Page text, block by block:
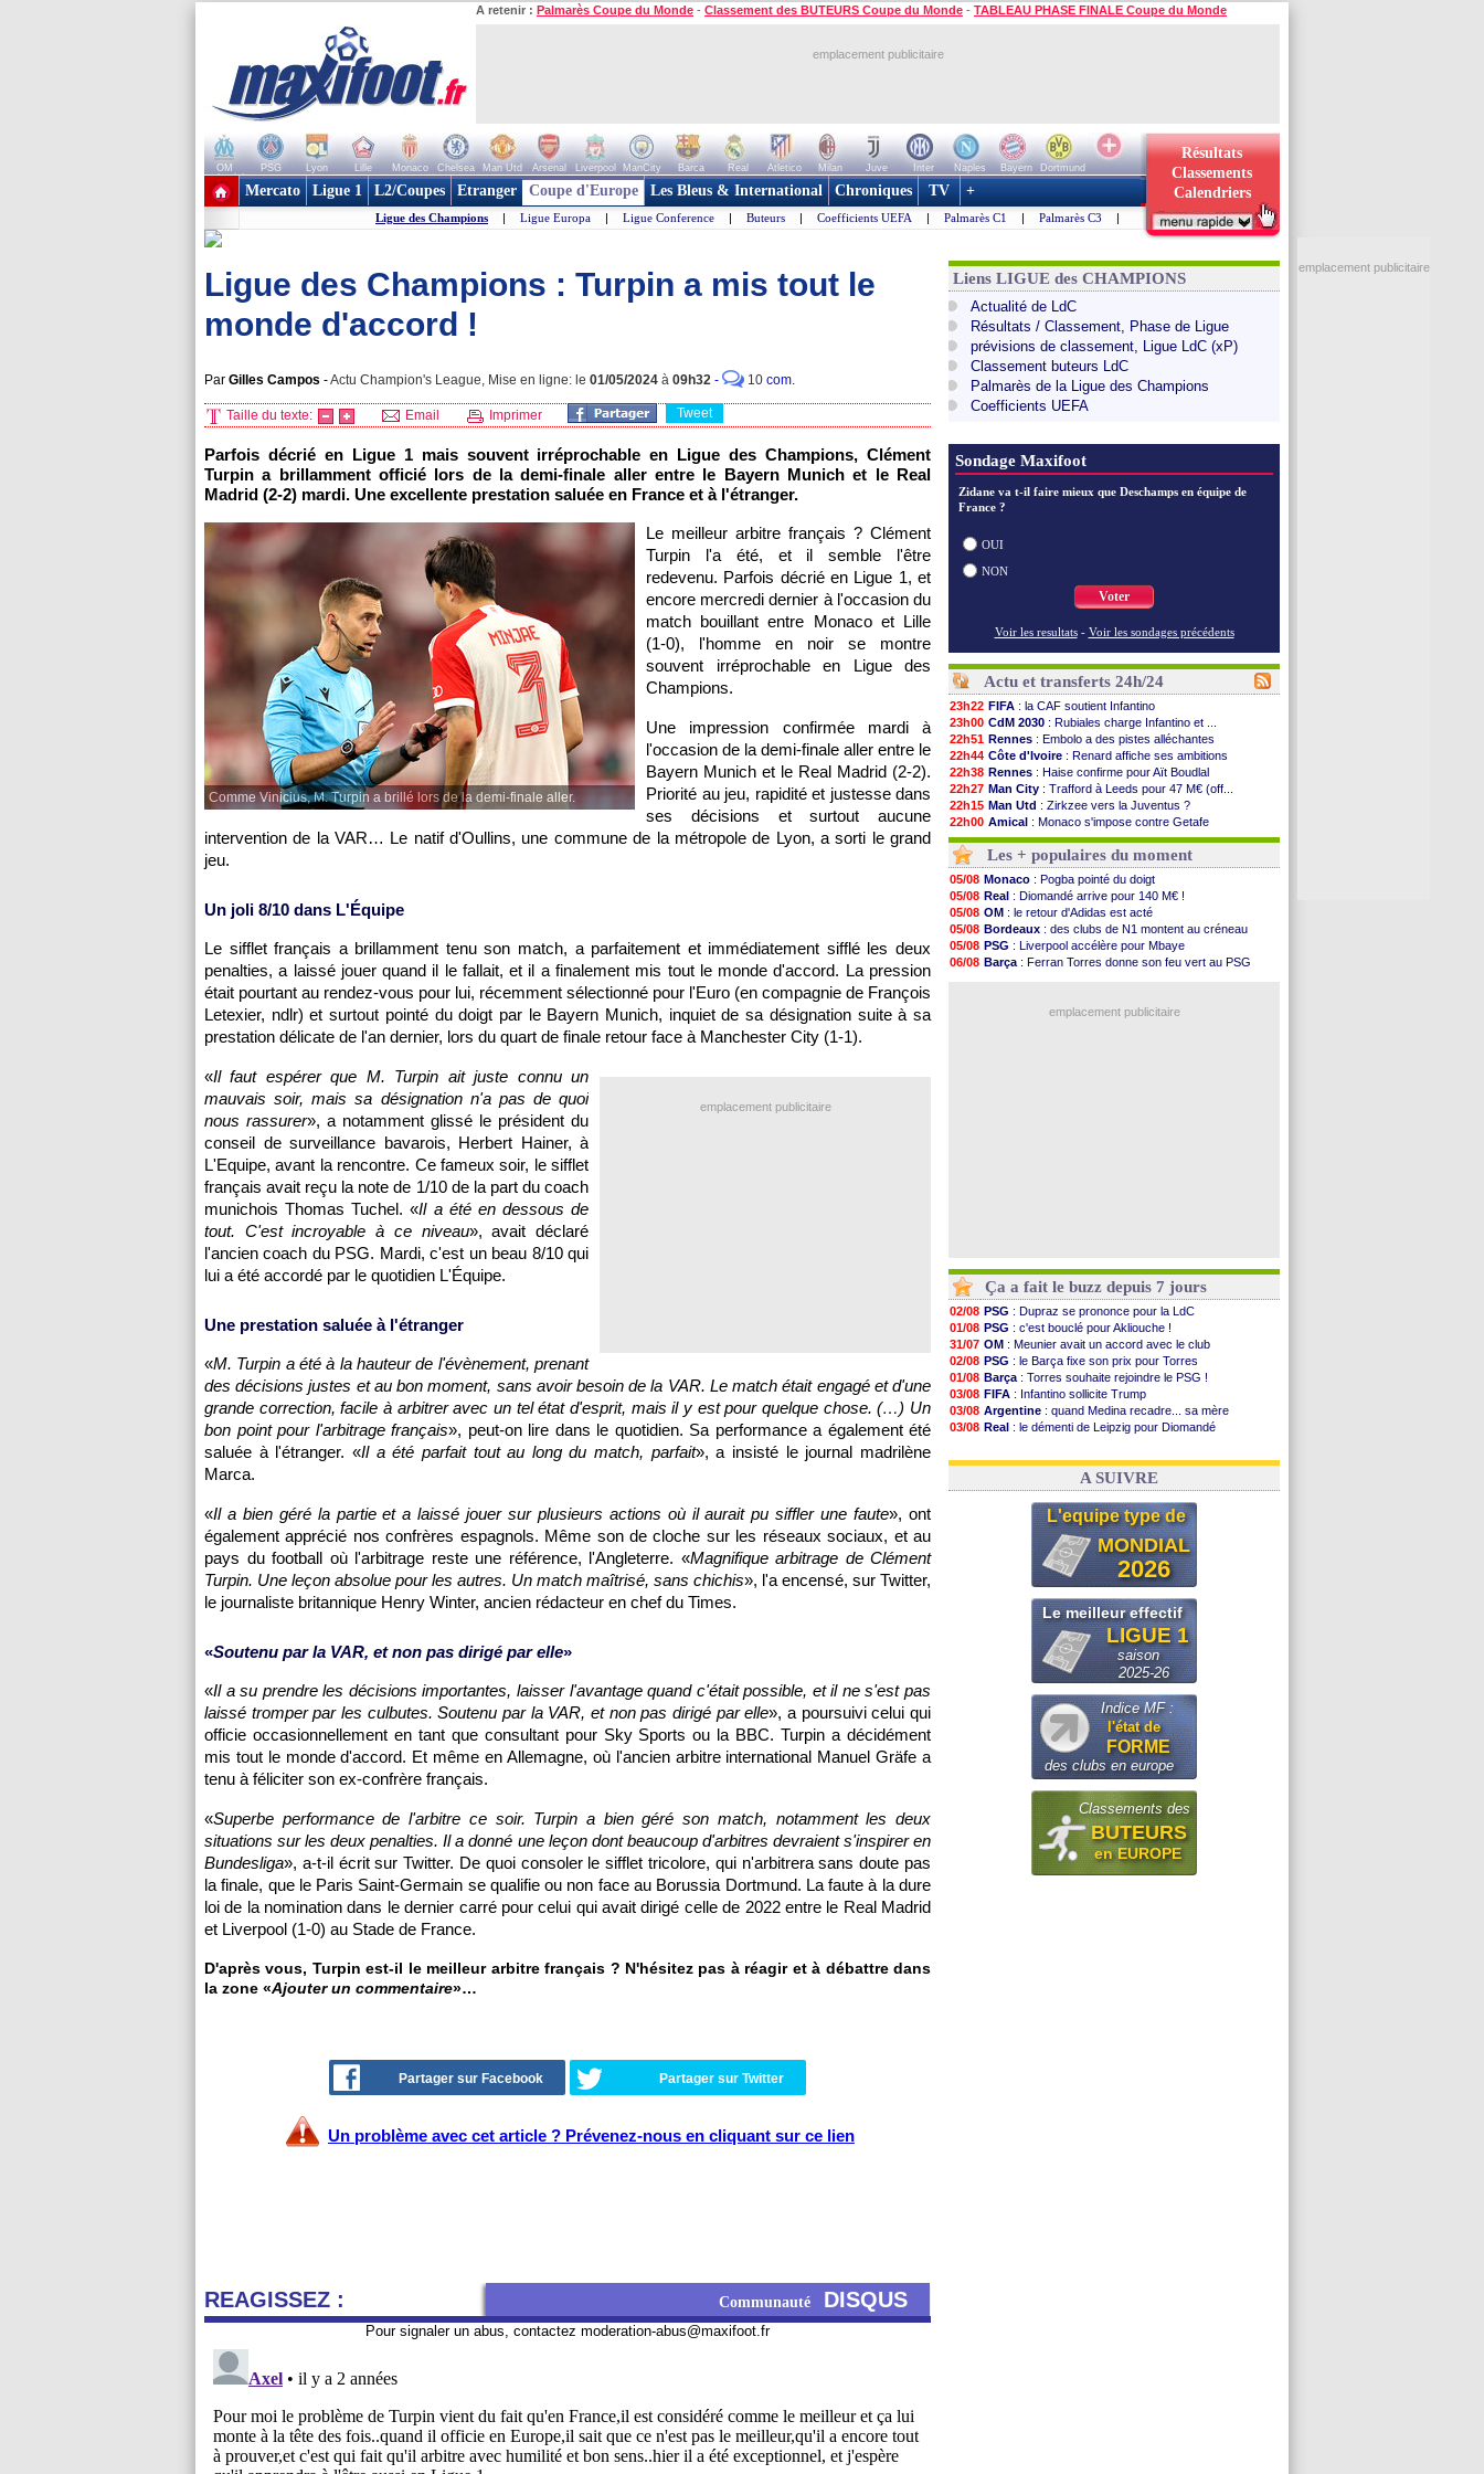
A retenir : Palmarès Coupe du Monde - Classement des BUTEURS Coupe du Monde - TABLEAU PHASE FINALE Coupe du Monde
emplacement publicitaire
OM PSG Lyon Lille Monaco Chelsea Man Utd Arsenal Liverpool ManCity Barca Real Atletico Milan Juve Inter Naples Bayern
Dortmund
+ de clubs
Résultats
Classements
Calendriers
Mercato Ligue 1 L2/Coupes Etranger Coupe d'Europe Les Bleus & International Chroniques TV +
Ligue des Champions | Ligue Europa | Ligue Conference | Buteurs | Coefficients UEFA | Palmarès C1 | Palmarès C3 |
Ligue des Champions : Turpin a mis tout le
monde d'accord !
Par Gilles Campos -Actu Champion's League, Mise en ligne: le 01/05/2024 à 09h32 - 10 com.
Taille du texte: Email Imprimer Tweet
Parfois décrié en Ligue 1 mais souvent irréprochable en Ligue des Champions, Clément
Turpin a brillamment officié lors de la demi-finale aller entre le Bayern Munich et le Real
Madrid (2-2) mardi. Une excellente prestation saluée en France et à l'étranger.
Comme Vinicius, M. Turpin a brillé lors de la demi-finale aller.
Le meilleur arbitre français ? Clément
Turpin l'a été, et il semble l'être
redevenu. Parfois décrié en Ligue 1, et
encore mercredi dernier à l'occasion du
match bouillant entre Monaco et Lille
(1-0), l'homme en noir se montre
souvent irréprochable en Ligue des
Champions.
Une impression confirmée mardi à
l'occasion de la demi-finale aller entre le
Bayern Munich et le Real Madrid (2-2).
Priorité au jeu, rapidité et justesse dans
ses décisions et surtout aucune
intervention de la VAR… Le natif d'Oullins, une commune de la métropole de Lyon, a sorti le grand
jeu.
Un joli 8/10 dans L'Équipe
Le sifflet français a brillamment tenu son match, a parfaitement et immédiatement sifflé les deux
penalties, a laissé jouer quand il le fallait, et il a finalement mis tout le monde d'accord. La pression
était pourtant au rendez-vous pour lui, récemment sélectionné pour l'Euro (en compagnie de François
Letexier, ndlr) et surtout pointé du doigt par le Bayern Munich, inquiet de sa désignation suite à sa
prestation délicate de l'an dernier, lors du quart de finale retour face à Manchester City (1-1).
emplacement publicitaire
«Il faut espérer que M. Turpin ait juste connu un
mauvais soir, mais sa désignation n'a pas de quoi
nous rassurer», a notamment glissé le président du
conseil de surveillance bavarois, Herbert Hainer, à
L'Equipe, avant la rencontre. Ce fameux soir, le sifflet
français avait reçu la note de 1/10 de la part du coach
munichois Thomas Tuchel. «Il a été en dessous de
tout. C'est incroyable à ce niveau», avait déclaré
l'ancien coach du PSG. Mardi, c'est un beau 8/10 qui
lui a été accordé par le quotidien L'Équipe.
Une prestation saluée à l'étranger
«M. Turpin a été à la hauteur de l'évènement, prenant
des décisions justes et au bon moment, sans avoir besoin de la VAR. Le match était engagé et d'une
grande correction, facile à arbitrer avec un tel état d'esprit, mais il y est pour quelque chose. (…) Un
bon point pour l'arbitrage français», peut-on lire dans le quotidien. Sa performance a également été
saluée à l'étranger. «Il a été parfait tout au long du match, parfait», a insisté le journal madrilène
Marca.
«Il a bien géré la partie et a laissé jouer sur plusieurs actions où il aurait pu siffler une faute», ont
également apprécié nos confrères espagnols. Même son de cloche sur les réseaux sociaux, et au
pays du football où l'arbitrage reste une référence, l'Angleterre. «Magnifique arbitrage de Clément
Turpin. Une leçon absolue pour les autres. Un match maîtrisé, sans chichis», l'a encensé, sur Twitter,
le journaliste britannique Henry Winter, ancien rédacteur en chef du Times.
«Soutenu par la VAR, et non pas dirigé par elle»
«Il a su prendre les décisions importantes, laisser l'avantage quand c'était possible, et il ne s'est pas
laissé tromper par les culbutes. Soutenu par la VAR, et non pas dirigé par elle», a poursuivi celui qui
officie occasionnellement en tant que consultant pour Sky Sports ou la BBC. Turpin a décidément
mis tout le monde d'accord. Et même en Allemagne, où l'ancien arbitre international Manuel Gräfe a
tenu à féliciter son ex-confrère français.
«Superbe performance de l'arbitre ce soir. Turpin a bien géré son match, notamment les deux
situations sur les deux penalties. Il a donné une leçon dont beaucoup d'arbitres devraient s'inspirer en
Bundesliga», a-t-il écrit sur Twitter. De quoi consoler le sifflet tricolore, qui n'arbitrera sans doute pas
la finale, que le Paris Saint-Germain se qualifie ou non face au Borussia Dortmund. La faute à la dure
loi de la nomination dans le dernier carré pour celui qui avait dirigé celle de 2022 entre le Real Madrid
et Liverpool (1-0) au Stade de France.
D'après vous, Turpin est-il le meilleur arbitre français ? N'hésitez pas à réagir et à débattre dans
la zone «Ajouter un commentaire»…
Partager sur Facebook Partager sur Twitter
Un problème avec cet article ? Prévenez-nous en cliquant sur ce lien
REAGISSEZ : Communauté DISQUS
Pour signaler un abus, contactez moderation-abus@maxifoot.fr
Liens LIGUE des CHAMPIONS
Actualité de LdC
Résultats / Classement, Phase de Ligue
prévisions de classement, Ligue LdC (xP)
Classement buteurs LdC
Palmarès de la Ligue des Champions
Coefficients UEFA
Sondage Maxifoot
Zidane va t-il faire mieux que Deschamps en équipe de
France ?
OUI
NON
Voter
Voir les resultats - Voir les sondages précédents
Actu et transferts 24h/24
23h22 FIFA : la CAF soutient Infantino
23h00 CdM 2030 : Rubiales charge Infantino et ...
22h51 Rennes : Embolo a des pistes alléchantes
22h44 Côte d'Ivoire : Renard affiche ses ambitions
22h38 Rennes : Haise confirme pour Aït Boudlal
22h27 Man City : Trafford à Leeds pour 47 M€ (off...
22h15 Man Utd : Zirkzee vers la Juventus ?
22h00 Amical : Monaco s'impose contre Getafe
21h48 Nantes: Der Zakarian et sa relation avec Kita
21h39
OM: le club prêt à libérer Kondogbia ?
21h26 Monaco: le message touchant d'Akliouche
21h05
FIFA: Tebas en remet une couche
20h47
FIFA : l'UEFA maintient la pression
20h30
PSG: Tebas encense Luis Enrique
20h18
Real: Vinicius jusqu'en 2032 (officiel)
20h04
Lyon: Mangala va rejoindre Getafe
19h47
OM: une offre refusée pour Aguerd
: Akliouche a signé (officiel)
Les + populaires du moment
05/08 Monaco : Pogba pointé du doigt
05/08 Real : Diomandé arrive pour 140 M€ !
05/08 OM : le retour d'Adidas est acté
05/08 Bordeaux : des clubs de N1 montent au créneau
05/08 PSG : Liverpool accélère pour Mbaye
06/08 Barça : Ferran Torres donne son feu vert au PSG
emplacement publicitaire
Ça a fait le buzz depuis 7 jours
02/08 PSG : Dupraz se prononce pour la LdC
01/08 PSG : c'est bouclé pour Akliouche !
31/07 OM : Meunier avait un accord avec le club
02/08 PSG : le Barça fixe son prix pour Torres
01/08 Barça : Torres souhaite rejoindre le PSG !
03/08 FIFA : Infantino sollicite Trump
03/08 Argentine : quand Medina recadre... sa mère
03/08 Real : le démenti de Leipzig pour Diomandé
31/07 FIFA: le conseiller d'Infantino démissionne !
A SUIVRE
L'equipe type de
MONDIAL
2026
Le meilleur effectif
LIGUE 1
saison
2025-26
Indice MF :
l'état de
FORME
des clubs en europe
Classements des
BUTEURS
en EUROPE
emplacement publicitaire